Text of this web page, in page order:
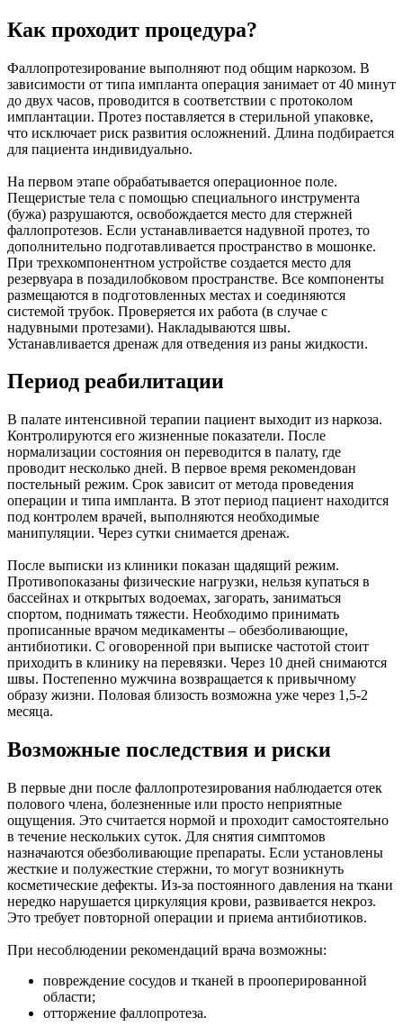
Как проходит процедура?
Фаллопротезирование выполняют под общим наркозом. В
зависимости от типа импланта операция занимает от 40 минут
до двух часов, проводится в соответствии с протоколом
имплантации. Протез поставляется в стерильной упаковке,
что исключает риск развития осложнений. Длина подбирается
для пациента индивидуально.
На первом этапе обрабатывается операционное поле.
Пещеристые тела с помощью специального инструмента
(бужа) разрушаются, освобождается место для стержней
фаллопротезов. Если устанавливается надувной протез, то
дополнительно подготавливается пространство в мошонке.
При трехкомпонентном устройстве создается место для
резервуара в позадилобковом пространстве. Все компоненты
размещаются в подготовленных местах и соединяются
системой трубок. Проверяется их работа (в случае с
надувными протезами). Накладываются швы.
Устанавливается дренаж для отведения из раны жидкости.
Период реабилитации
В палате интенсивной терапии пациент выходит из наркоза.
Контролируются его жизненные показатели. После
нормализации состояния он переводится в палату, где
проводит несколько дней. В первое время рекомендован
постельный режим. Срок зависит от метода проведения
операции и типа импланта. В этот период пациент находится
под контролем врачей, выполняются необходимые
манипуляции. Через сутки снимается дренаж.
После выписки из клиники показан щадящий режим.
Противопоказаны физические нагрузки, нельзя купаться в
бассейнах и открытых водоемах, загорать, заниматься
спортом, поднимать тяжести. Необходимо принимать
прописанные врачом медикаменты – обезболивающие,
антибиотики. С оговоренной при выписке частотой стоит
приходить в клинику на перевязки. Через 10 дней снимаются
швы. Постепенно мужчина возвращается к привычному
образу жизни. Половая близость возможна уже через 1,5-2
месяца.
Возможные последствия и риски
В первые дни после фаллопротезирования наблюдается отек
полового члена, болезненные или просто неприятные
ощущения. Это считается нормой и проходит самостоятельно
в течение нескольких суток. Для снятия симптомов
назначаются обезболивающие препараты. Если установлены
жесткие и полужесткие стержни, то могут возникнуть
косметические дефекты. Из-за постоянного давления на ткани
нередко нарушается циркуляция крови, развивается некроз.
Это требует повторной операции и приема антибиотиков.
При несоблюдении рекомендаций врача возможны:
повреждение сосудов и тканей в прооперированной
области;
отторжение фаллопротеза.